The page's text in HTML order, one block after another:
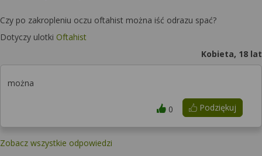
Czy po zakropleniu oczu oftahist można iść odrazu spać?
Dotyczy ulotki Oftahist
Kobieta, 18 lat
można
Podziękuj
0
Zobacz wszystkie odpowiedzi